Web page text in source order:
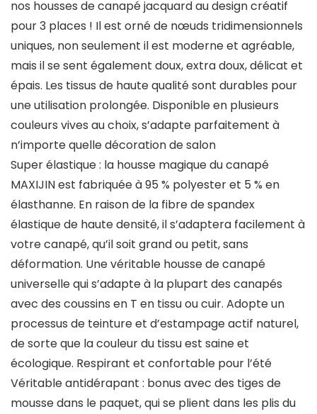
nos housses de canapé jacquard au design créatif
pour 3 places ! Il est orné de nœuds tridimensionnels
uniques, non seulement il est moderne et agréable,
mais il se sent également doux, extra doux, délicat et
épais. Les tissus de haute qualité sont durables pour
une utilisation prolongée. Disponible en plusieurs
couleurs vives au choix, s’adapte parfaitement à
n’importe quelle décoration de salon
Super élastique : la housse magique du canapé
MAXIJIN est fabriquée à 95 % polyester et 5 % en
élasthanne. En raison de la fibre de spandex
élastique de haute densité, il s’adaptera facilement à
votre canapé, qu’il soit grand ou petit, sans
déformation. Une véritable housse de canapé
universelle qui s’adapte à la plupart des canapés
avec des coussins en T en tissu ou cuir. Adopte un
processus de teinture et d’estampage actif naturel,
de sorte que la couleur du tissu est saine et
écologique. Respirant et confortable pour l’été
Véritable antidérapant : bonus avec des tiges de
mousse dans le paquet, qui se plient dans les plis du